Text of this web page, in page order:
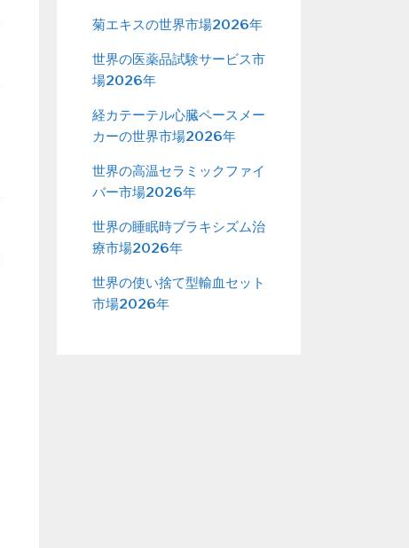
菊エキスの世界市場2026年
世界の医薬品試験サービス市
場2026年
経カテーテル心臓ペースメー
カーの世界市場2026年
世界の高温セラミックファイ
バー市場2026年
世界の睡眠時ブラキシズム治
療市場2026年
世界の使い捨て型輸血セット
市場2026年